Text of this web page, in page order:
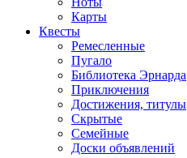
Карты
Квесты
Ремесленные
Пугало
Библиотека Эрнарда
Приключения
Достижения, титулы
Скрытые
Семейные
Доски объявлений